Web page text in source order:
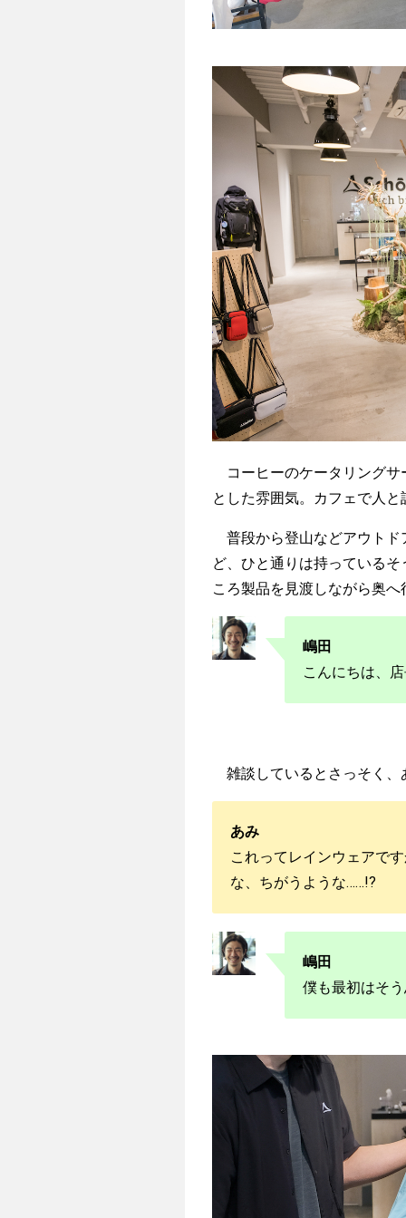
コーヒーのケータリングサ
とした雰囲気。カフェで人
普段から登山などアウトド
ど、ひと通りは持っている
ころ製品を見渡しながら奥
嶋田
こんにちは、
雑談しているとさっそく、
あみ
これってレインウェアで
な、ちがうような……!?
嶋田
僕も最初はそ